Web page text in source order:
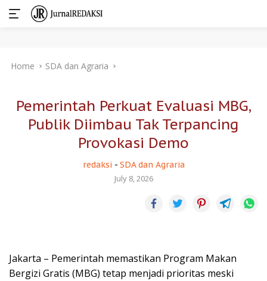
Home SDA dan Agraria
Pemerintah Perkuat Evaluasi MBG,
Publik Diimbau Tak Terpancing
Provokasi Demo
redaksi - SDA dan Agraria
July 8, 2026
Jakarta – Pemerintah memastikan Program Makan
Bergizi Gratis (MBG) tetap menjadi prioritas meski